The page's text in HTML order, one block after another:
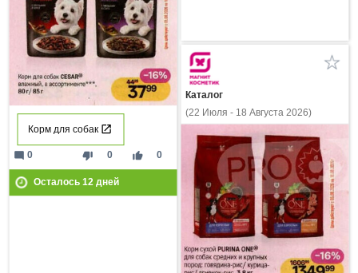
Корм для собак
thumb_down 0 thumb_up 0
mode_comment 0
Осталось 12дней
Каталог
(22 Июля - 18 Августа 2026)